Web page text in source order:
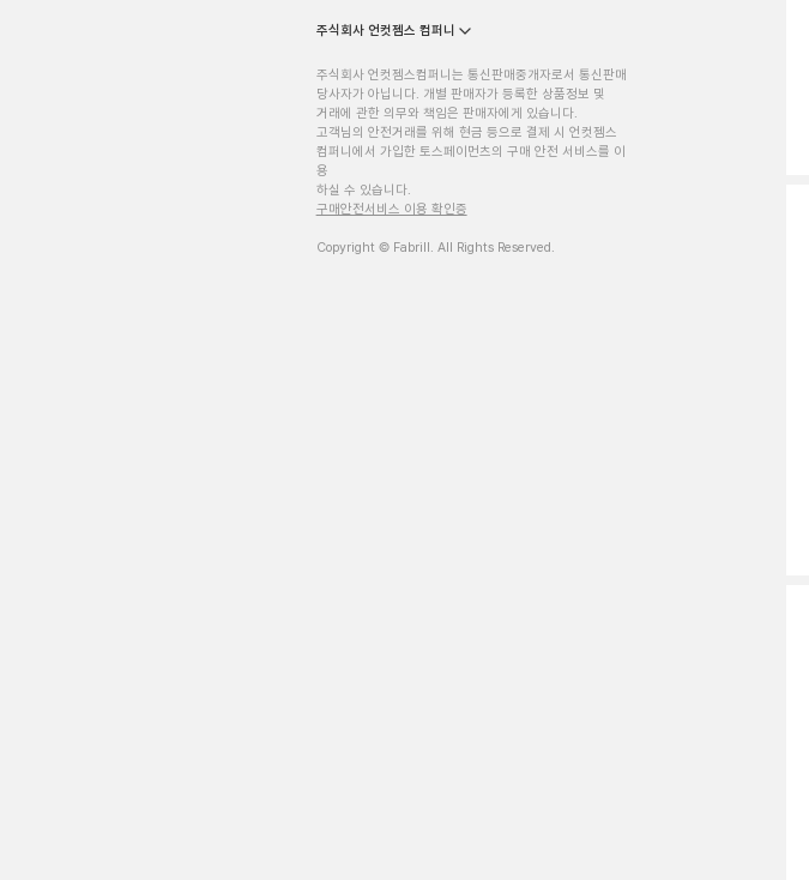
주식회사 언컷젬스 컴퍼니
주식회사 언컷젬스컴퍼니는 통신판매중개자로서 통신판매
당사자가 아닙니다. 개별 판매자가 등록한 상품정보 및
거래에 관한 의무와 책임은 판매자에게 있습니다.
고객님의 안전거래를 위해 현금 등으로 결제 시 언컷젬스
컴퍼니에서 가입한 토스페이먼츠의 구매 안전 서비스를 이
용
하실 수 있습니다.
구매안전서비스 이용 확인증
Copyright © Fabrill. All Rights Reserved.